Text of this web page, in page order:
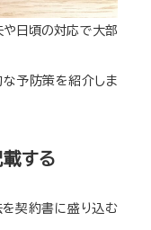
や日頃の対応で大部
な予防策を紹介しま
する
契約書に盛り込む